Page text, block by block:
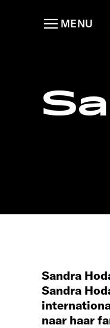
MENU
Sandra
Sandra
naar haar